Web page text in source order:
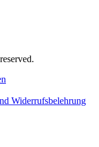
Widerrufsbelehrung